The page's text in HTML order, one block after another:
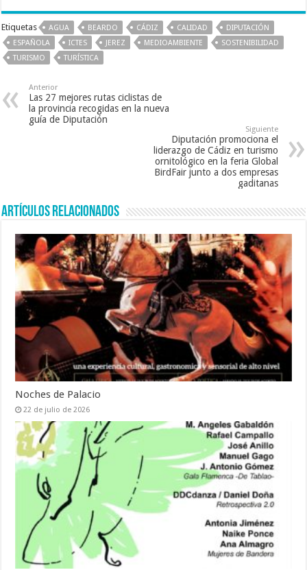
e
b
o
o
k
tt
er
ai
l
at
sA
Etiquetas AGUA BEARDO CÁDIZ CALIDAD
DIPUTACIÓN
ESPAÑOLA
ICTES JEREZ MEDIOAMBIENTE
SOSTENIBILIDAD
TURISMO
TURÍSTICA
Anterior
Las 27 mejores rutas ciclistas de
la provincia recogidas en la nueva
guía de Diputación
Siguiente
Diputación promociona el
liderazgo de Cádiz en turismo
ornitológico en la feria Global
BirdFair junto a dos empresas
gaditanas
Artículos relacionados
Noches de Palacio
22 de julio de 2026